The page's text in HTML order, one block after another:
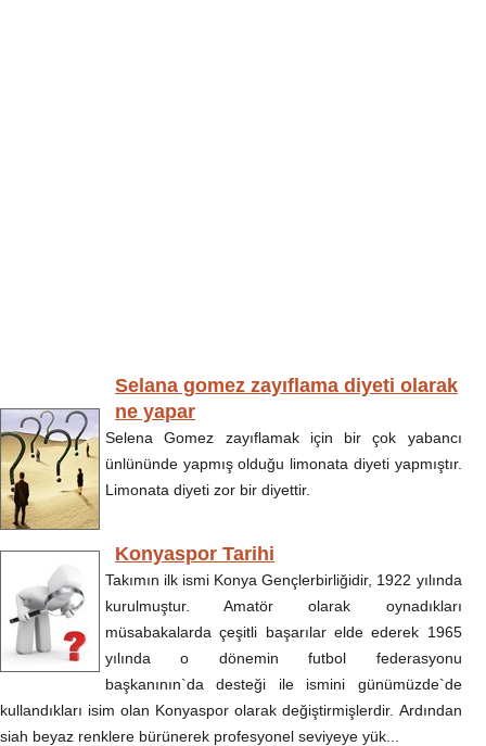
Selana gomez zayıflama diyeti olarak
ne yapar
Selena Gomez zayıflamak için bir çok yabancı
ünlününde yapmış olduğu limonata diyeti yapmıştır.
Limonata diyeti zor bir diyettir.
Konyaspor Tarihi
Takımın ilk ismi Konya Gençlerbirliğidir, 1922 yılında
kurulmuştur. Amatör olarak oynadıkları
müsabakalarda çeşitli başarılar elde ederek 1965
yılında o dönemin futbol federasyonu
başkanının`da desteği ile ismini günümüzde`de
kullandıkları isim olan Konyaspor olarak değiştirmişlerdir. Ardından
siah beyaz renklere bürünerek profesyonel seviyeye yük...